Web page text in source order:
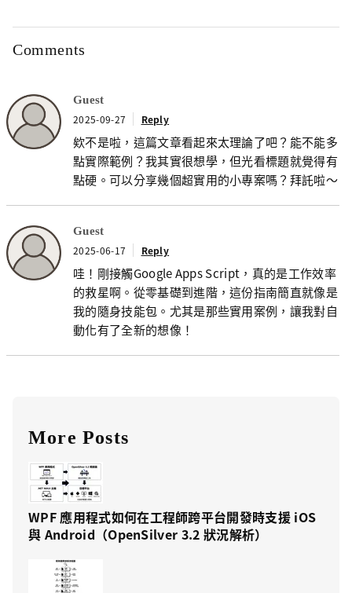
Comments
Guest
2025-09-27 Reply
欸不是啦，這篇文章看起來太理論了吧？能不能多
點實際範例？我其實很想學，但光看標題就覺得有
點硬。可以分享幾個超實用的小專案嗎？拜託啦～
Guest
2025-06-17 Reply
哇！剛接觸Google Apps Script，真的是工作效率
的救星啊。從零基礎到進階，這份指南簡直就像是
我的隨身技能包。尤其是那些實用案例，讓我對自
動化有了全新的想像！
More Posts
WPF 應用程式如何在工程師跨平台開發時支援 iOS
與 Android（OpenSilver 3.2 狀況解析）